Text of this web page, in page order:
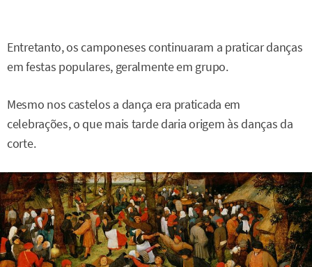
Entretanto, os camponeses continuaram a praticar danças
em festas populares, geralmente em grupo.
Mesmo nos castelos a dança era praticada em
celebrações, o que mais tarde daria origem às danças da
corte.